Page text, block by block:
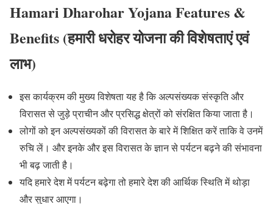
Hamari Dharohar Yojana Features &
Benefits (हमारी धरोहर योजना की विशेषताएं एवं
लाभ)
इस कार्यक्रम की मुख्य विशेषता यह है कि अल्पसंख्यक संस्कृति और
विरासत से जुड़े प्राचीन और प्रसिद्ध क्षेत्रों को संरक्षित किया जाता है।
लोगों को इन अल्पसंख्यकों की विरासत के बारे में शिक्षित करें ताकि वे उनमें
रुचि लें। और इनके और इस विरासत के ज्ञान से पर्यटन बढ़ने की संभावना
भी बढ़ जाती है।
यदि हमारे देश में पर्यटन बढ़ेगा तो हमारे देश की आर्थिक स्थिति में थोड़ा
और सुधार आएगा।